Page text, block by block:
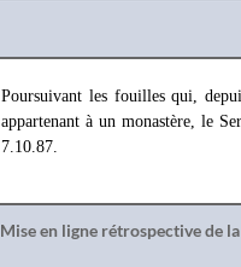
Poursuivant les fouilles qui,
appartenant à un monastère, le
7.10.87.
Mise en ligne rétrospective de